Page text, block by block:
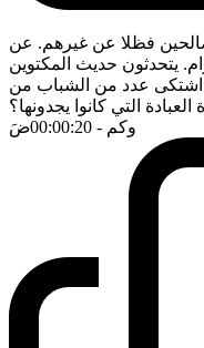
فظلا عن غيرهم. عن
يتحدثون حديث المكتوين
اشتكى عدد من الشباب من
التي كانوا يجدونها؟
وكم - 00:00:20 ضَ